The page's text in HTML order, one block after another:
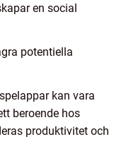
en social
potentiella
kan vara
beroende hos
produktivitet och